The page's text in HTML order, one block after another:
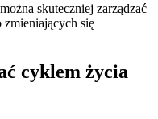
skuteczniej zarządzać
zmieniających się
cyklem życia